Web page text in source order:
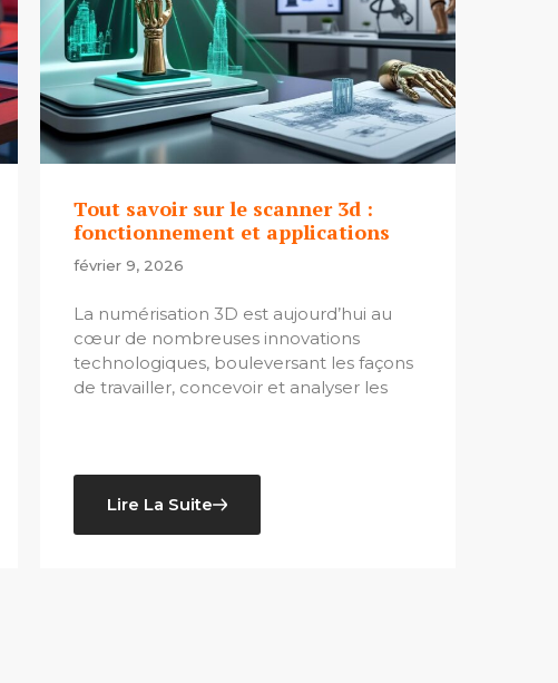
Tout savoir sur le scanner 3d :
fonctionnement et applications
février 9, 2026
La numérisation 3D est aujourd’hui au
cœur de nombreuses innovations
technologiques, bouleversant les façons
de travailler, concevoir et analyser les
Lire La Suite